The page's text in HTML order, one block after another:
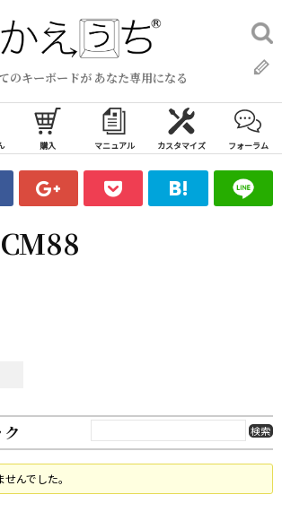
のキーボードが あなた専用になる
検
索:
購入 マニュアル カスタマイズ フォーラム
んでした。